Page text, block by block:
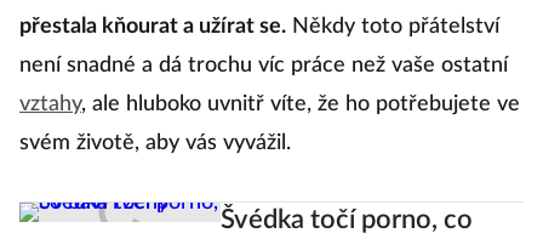
přestala kňourat a užírat se. Někdy toto přátelství
není snadné a dá trochu víc práce než vaše ostatní
vztahy, ale hluboko uvnitř víte, že ho potřebujete ve
svém životě, aby vás vyvážil.
Švédka točí porno, co